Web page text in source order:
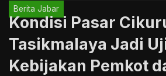
Berita Jabar
Kondisi Pasar
Tasikmalaya Jadi
Kebijakan Pemkot